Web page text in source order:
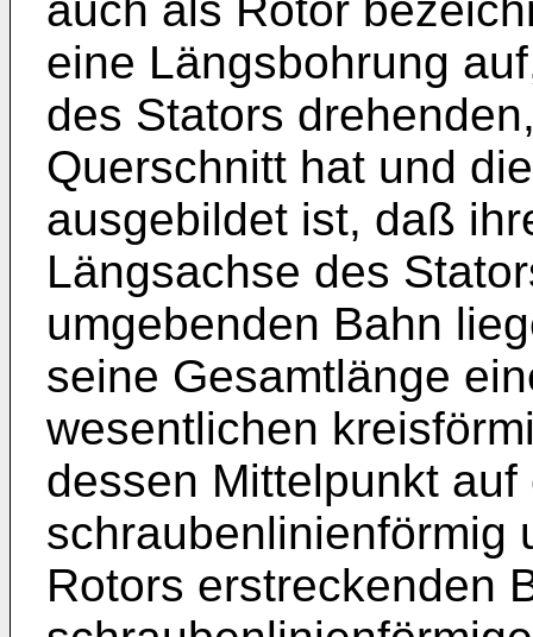
eine Längsbohrung
des Stators
Querschnitt hat und
ausgebildet ist, daß
Längsachse des
umgebenden Bahn
seine Gesamtlänge
wesentlichen
dessen Mittelpunkt auf
schraubenlinienförmig
Rotors erstreckenden